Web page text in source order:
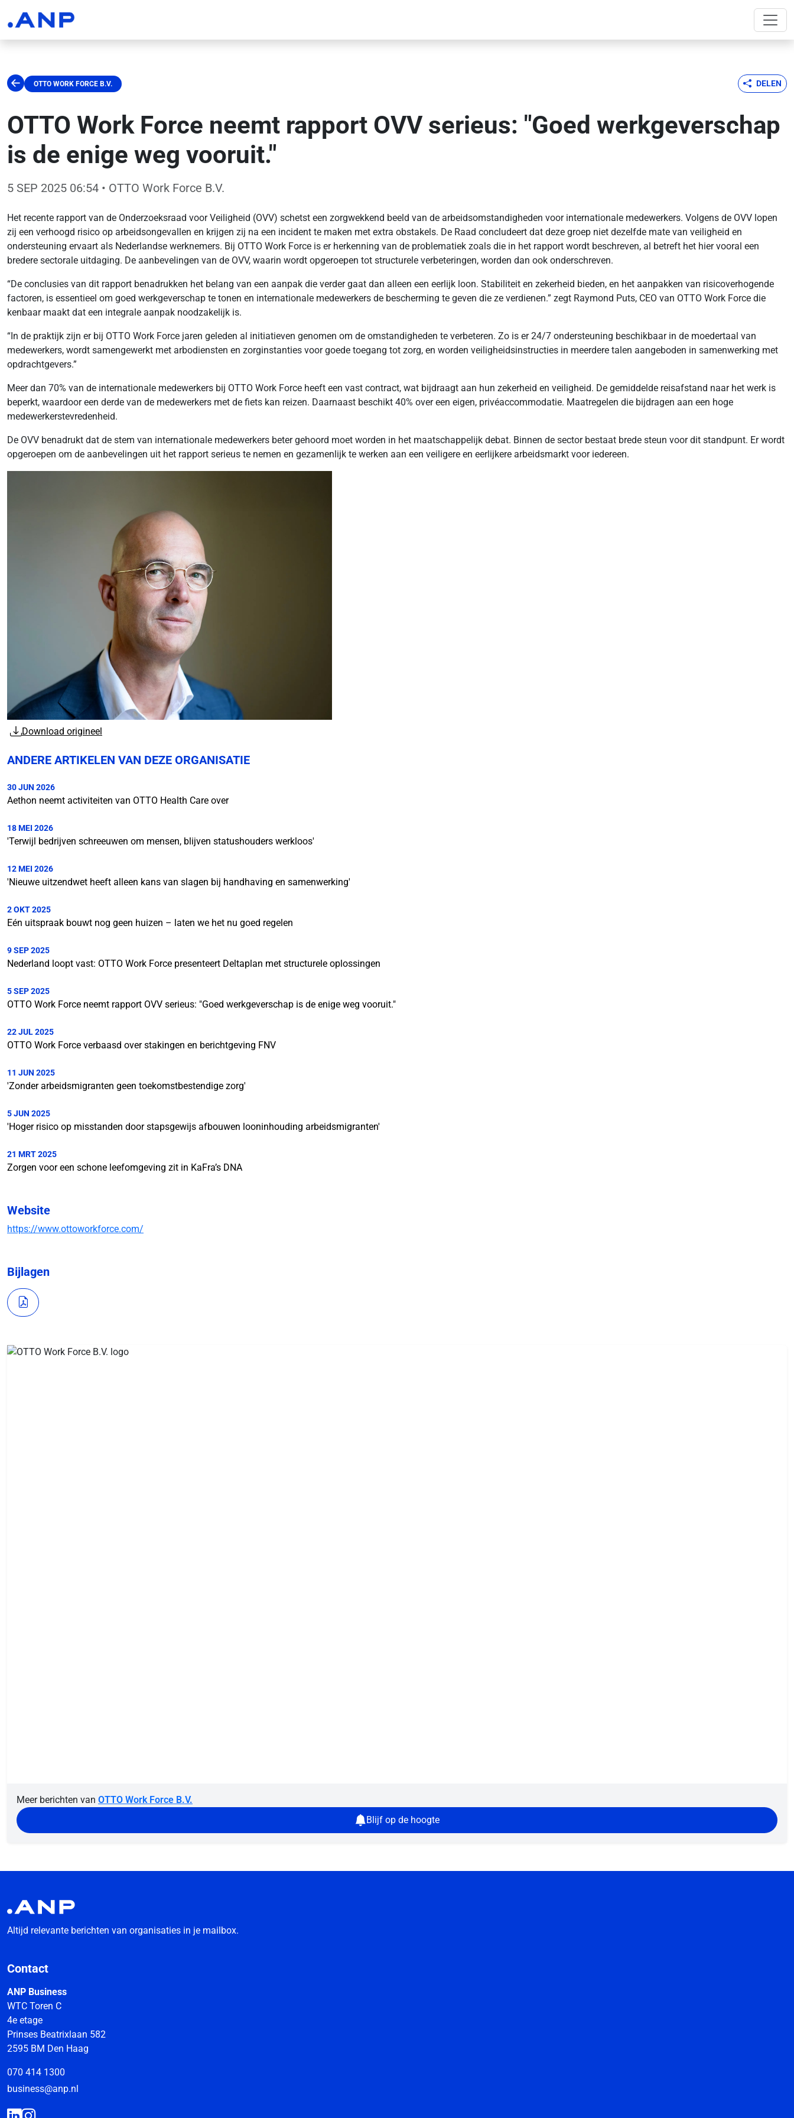
OTTO WORK FORCE B.V. DELEN
OTTO Work Force neemt rapport OVV serieus: "Goed werkgeverschap
is de enige weg vooruit."
5 SEP 2025 06:54 • OTTO Work Force B.V.
Het recente rapport van de Onderzoeksraad voor Veiligheid (OVV) schetst een zorgwekkend beeld van de arbeidsomstandigheden voor internationale medewerkers. Volgens de OVV lopen
zij een verhoogd risico op arbeidsongevallen en krijgen zij na een incident te maken met extra obstakels. De Raad concludeert dat deze groep niet dezelfde mate van veiligheid en
ondersteuning ervaart als Nederlandse werknemers. Bij OTTO Work Force is er herkenning van de problematiek zoals die in het rapport wordt beschreven, al betreft het hier vooral een
bredere sectorale uitdaging. De aanbevelingen van de OVV, waarin wordt opgeroepen tot structurele verbeteringen, worden dan ook onderschreven.
“De conclusies van dit rapport benadrukken het belang van een aanpak die verder gaat dan alleen een eerlijk loon. Stabiliteit en zekerheid bieden, en het aanpakken van risicoverhogende
factoren, is essentieel om goed werkgeverschap te tonen en internationale medewerkers de bescherming te geven die ze verdienen.” zegt Raymond Puts, CEO van OTTO Work Force die
kenbaar maakt dat een integrale aanpak noodzakelijk is.
“In de praktijk zijn er bij OTTO Work Force jaren geleden al initiatieven genomen om de omstandigheden te verbeteren. Zo is er 24/7 ondersteuning beschikbaar in de moedertaal van
medewerkers, wordt samengewerkt met arbodiensten en zorginstanties voor goede toegang tot zorg, en worden veiligheidsinstructies in meerdere talen aangeboden in samenwerking met
opdrachtgevers.”
Meer dan 70% van de internationale medewerkers bij OTTO Work Force heeft een vast contract, wat bijdraagt aan hun zekerheid en veiligheid. De gemiddelde reisafstand naar het werk is
beperkt, waardoor een derde van de medewerkers met de fiets kan reizen. Daarnaast beschikt 40% over een eigen, privéaccommodatie. Maatregelen die bijdragen aan een hoge
medewerkerstevredenheid.
De OVV benadrukt dat de stem van internationale medewerkers beter gehoord moet worden in het maatschappelijk debat. Binnen de sector bestaat brede steun voor dit standpunt. Er wordt
opgeroepen om de aanbevelingen uit het rapport serieus te nemen en gezamenlijk te werken aan een veiligere en eerlijkere arbeidsmarkt voor iedereen.
Download origineel
ANDERE ARTIKELEN VAN DEZE ORGANISATIE
30 JUN 2026
Aethon neemt activiteiten van OTTO Health Care over
18 MEI 2026
'Terwijl bedrijven schreeuwen om mensen, blijven statushouders werkloos'
12 MEI 2026
'Nieuwe uitzendwet heeft alleen kans van slagen bij handhaving en samenwerking'
2 OKT 2025
Eén uitspraak bouwt nog geen huizen – laten we het nu goed regelen
9 SEP 2025
Nederland loopt vast: OTTO Work Force presenteert Deltaplan met structurele oplossingen
5 SEP 2025
OTTO Work Force neemt rapport OVV serieus: "Goed werkgeverschap is de enige weg vooruit."
22 JUL 2025
OTTO Work Force verbaasd over stakingen en berichtgeving FNV
11 JUN 2025
'Zonder arbeidsmigranten geen toekomstbestendige zorg'
5 JUN 2025
'Hoger risico op misstanden door stapsgewijs afbouwen looninhouding arbeidsmigranten'
21 MRT 2025
Zorgen voor een schone leefomgeving zit in KaFra’s DNA
Website
https://www.ottoworkforce.com/
Bijlagen
Meer berichten van OTTO Work Force B.V.
Blijf op de hoogte
Altijd relevante berichten van organisaties in je mailbox.
Contact
ANP Business
WTC Toren C
4e etage
Prinses Beatrixlaan 582
2595 BM Den Haag
070 414 1300
business@anp.nl